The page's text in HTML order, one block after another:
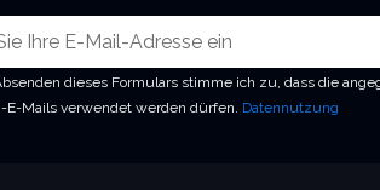
dieses Formulars stimme ich zu, dass die
E-Mails verwendet werden dürfen. Datennutzung